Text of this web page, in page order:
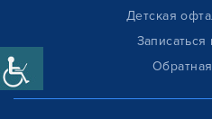
Детская